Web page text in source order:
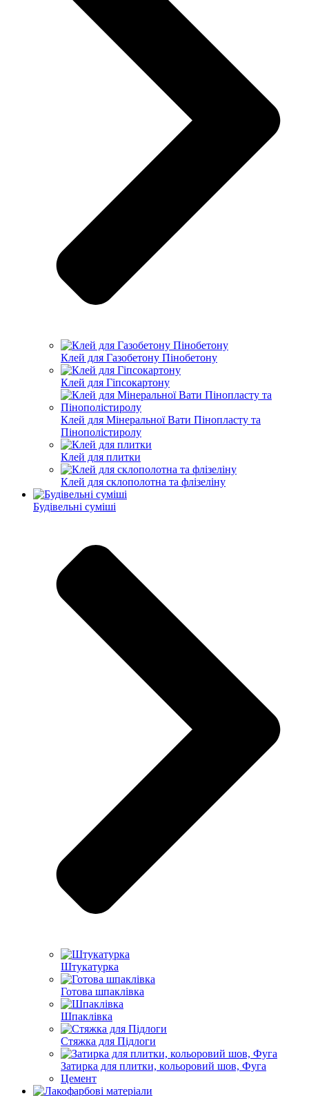
Клей для Газобетону Пінобетону
Клей для Гіпсокартону
Клей для Мінеральної Вати Пінопласту та
Пінополістиролу
Клей для плитки
Клей для склополотна та флізеліну
Будівельні суміші
Штукатурка
Готова шпаклівка
Шпаклівка
Стяжка для Підлоги
Затирка для плитки, кольоровий шов, Фуга
Цемент